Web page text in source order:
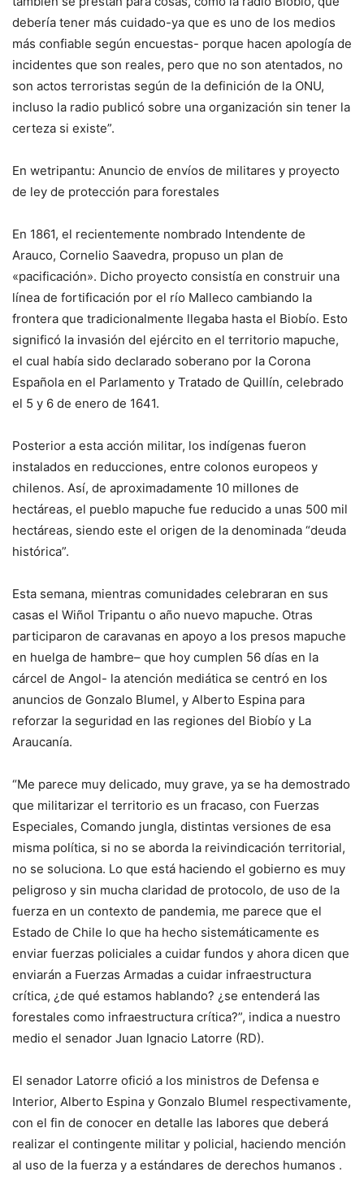
debería tener más cuidado-ya que es uno de los medios
más confiable según encuestas- porque hacen apología de
incidentes que son reales, pero que no son atentados, no
son actos terroristas según de la definición de la ONU,
incluso la radio publicó sobre una organización sin tener la
certeza si existe”.
En wetripantu: Anuncio de envíos de militares y proyecto
de ley de protección para forestales
En 1861, el recientemente nombrado Intendente de
Arauco, Cornelio Saavedra, propuso un plan de
«pacificación». Dicho proyecto consistía en construir una
línea de fortificación por el río Malleco cambiando la
frontera que tradicionalmente llegaba hasta el Biobío. Esto
significó la invasión del ejército en el territorio mapuche,
el cual había sido declarado soberano por la Corona
Española en el Parlamento y Tratado de Quillín, celebrado
el 5 y 6 de enero de 1641.
Posterior a esta acción militar, los indígenas fueron
instalados en reducciones, entre colonos europeos y
chilenos. Así, de aproximadamente 10 millones de
hectáreas, el pueblo mapuche fue reducido a unas 500 mil
hectáreas, siendo este el origen de la denominada “deuda
histórica”.
Esta semana, mientras comunidades celebraran en sus
casas el Wiñol Tripantu o año nuevo mapuche. Otras
participaron de caravanas en apoyo a los presos mapuche
en huelga de hambre– que hoy cumplen 56 días en la
cárcel de Angol- la atención mediática se centró en los
anuncios de Gonzalo Blumel, y Alberto Espina para
reforzar la seguridad en las regiones del Biobío y La
Araucanía.
“Me parece muy delicado, muy grave, ya se ha demostrado
que militarizar el territorio es un fracaso, con Fuerzas
Especiales, Comando jungla, distintas versiones de esa
misma política, si no se aborda la reivindicación territorial,
no se soluciona. Lo que está haciendo el gobierno es muy
peligroso y sin mucha claridad de protocolo, de uso de la
fuerza en un contexto de pandemia, me parece que el
Estado de Chile lo que ha hecho sistemáticamente es
enviar fuerzas policiales a cuidar fundos y ahora dicen que
enviarán a Fuerzas Armadas a cuidar infraestructura
crítica, ¿de qué estamos hablando? ¿se entenderá las
forestales como infraestructura crítica?”, indica a nuestro
medio el senador Juan Ignacio Latorre (RD).
El senador Latorre ofició a los ministros de Defensa e
Interior, Alberto Espina y Gonzalo Blumel respectivamente,
con el fin de conocer en detalle las labores que deberá
realizar el contingente militar y policial, haciendo mención
al uso de la fuerza y a estándares de derechos humanos .